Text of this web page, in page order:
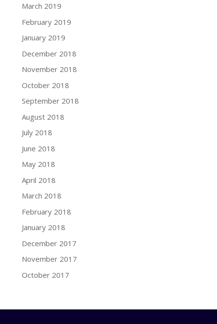
March 2019
February 2019
January 2019
December 2018
November 2018
October 2018
September 2018
August 2018
July 2018
June 2018
May 2018
April 2018
March 2018
February 2018
January 2018
December 2017
November 2017
October 2017